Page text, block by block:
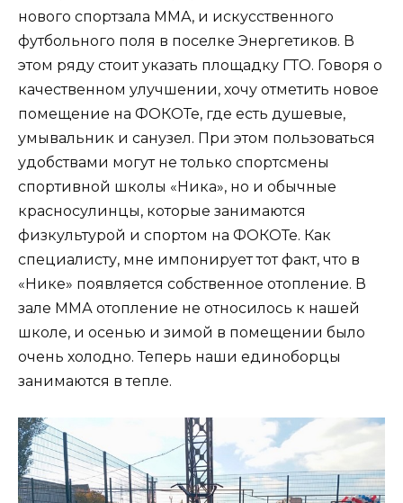
нового спортзала ММА, и искусственного
футбольного поля в поселке Энергетиков. В
этом ряду стоит указать площадку ГТО. Говоря о
качественном улучшении, хочу отметить новое
помещение на ФОКОТе, где есть душевые,
умывальник и санузел. При этом пользоваться
удобствами могут не только спортсмены
спортивной школы «Ника», но и обычные
красносулинцы, которые занимаются
физкультурой и спортом на ФОКОТе. Как
специалисту, мне импонирует тот факт, что в
«Нике» появляется собственное отопление. В
зале ММА отопление не относилось к нашей
школе, и осенью и зимой в помещении было
очень холодно. Теперь наши единоборцы
занимаются в тепле.